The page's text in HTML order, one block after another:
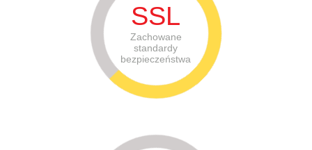
SSL
Zachowane
standardy
bezpieczeństwa